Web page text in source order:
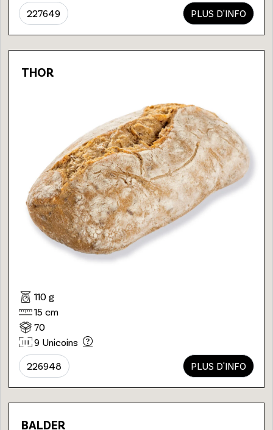
227649 PLUS D'INFO
THOR
110 g
15 cm
70
9 Unicoins
226948 PLUS D'INFO
BALDER